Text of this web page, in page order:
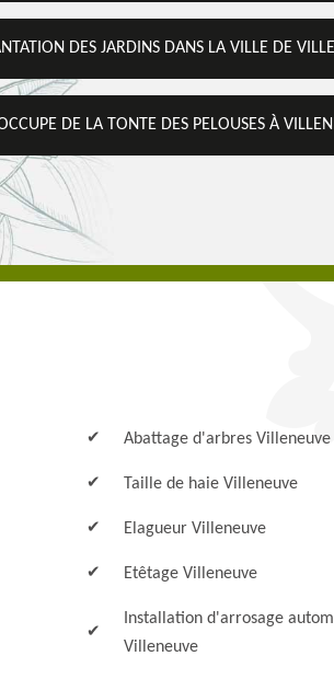
DES JARDINS DANS LA VILLE DE
DE LA TONTE DES PELOUSES À
Abattage d'arbres Villeneuve
Taille de haie Villeneuve
Elagueur Villeneuve
Etêtage Villeneuve
Installation d'arrosage
Villeneuve